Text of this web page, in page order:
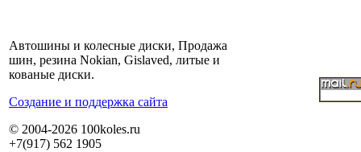
Автошины и колесные диски, Продажа
шин, резина Nokian, Gislaved, литые и
кованые диски.
Cоздание и поддержка сайта
© 2004-2026 100koles.ru
+7(917) 562 1905